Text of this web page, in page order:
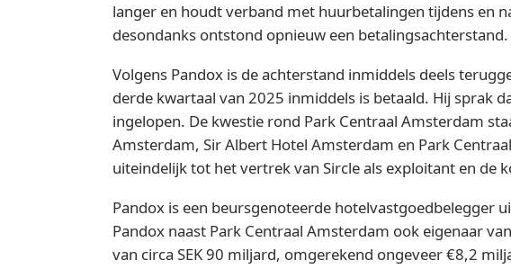
langer en houdt verband met huurbetalingen tijdens en
desondanks ontstond opnieuw een betalingsachterstand.
Volgens Pandox is de achterstand inmiddels deels
derde kwartaal van 2025 inmiddels is betaald. Hij sprak
ingelopen. De kwestie rond Park Centraal Amsterdam
Amsterdam, Sir Albert Hotel Amsterdam en Park
uiteindelijk tot het vertrek van Sircle als exploitant en de
Pandox is een beursgenoteerde hotelvastgoedbelegger
Pandox naast Park Centraal Amsterdam ook eigenaar
van circa SEK 90 miljard, omgerekend ongeveer €8,2